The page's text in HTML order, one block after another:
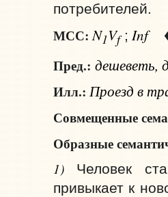
потребителей.
МСС: N1Vf; Inf
Пред.: дешеветь,
Илл.: Проезд в
Совмещенные
Образные
1) Человек
привыкает к